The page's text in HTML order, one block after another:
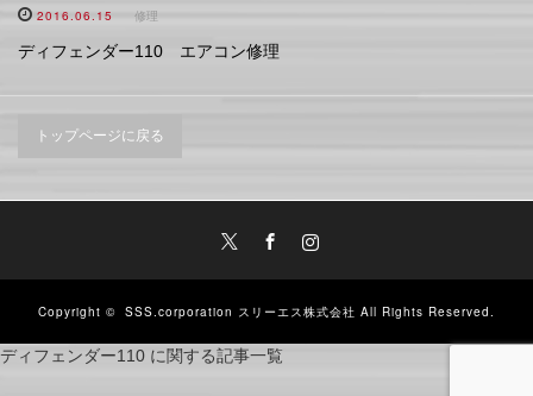
2016.06.15 修理
ディフェンダー110 エアコン修理
トップページに戻る
Instagram
Copyright © SSS.corporation スリーエス株式会社 All Rights Reserved.
ディフェンダー110 に関する記事一覧